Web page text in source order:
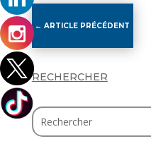
←ARTICLE PRÉCÉDENT
RECHERCHER